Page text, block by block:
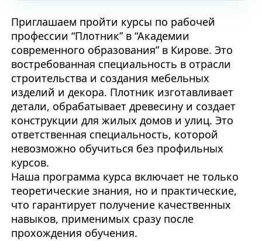
Приглашаем пройти курсы по рабочей
профессии “Плотник” в “Академии
современного образования” в Кирове. Это
востребованная специальность в отрасли
строительства и создания мебельных
изделий и декора. Плотник изготавливает
детали, обрабатывает древесину и создает
конструкции для жилых домов и улиц. Это
ответственная специальность, которой
невозможно обучиться без профильных
курсов.
Наша программа курса включает не только
теоретические знания, но и практические,
что гарантирует получение качественных
навыков, применимых сразу после
прохождения обучения.